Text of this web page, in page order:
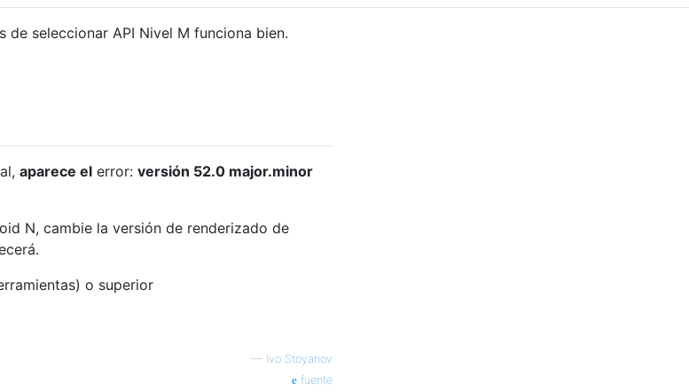
de seleccionar API Nivel M funciona bien.
aparece el error: versión 52.0 major.minor
N, cambie la versión de renderizado de
o superior
— Ivo Stoyanov
fuente